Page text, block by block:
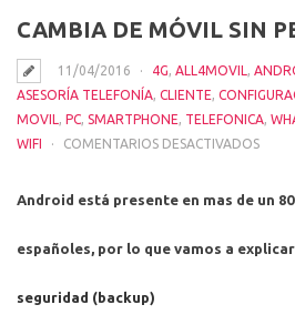
CAMBIA DE MÓVIL SIN
11/04/2016 4G, ALL4MOVIL,
ASESORÍA TELEFONÍA, CLIENTE,
MOVIL, PC, SMARTPHONE, TELEFONICA,
WIFI
COMENTARIOS DESACTIVADOSEN
SIN
Android está presente en mas de un
españoles, por lo que vamos a explicar
seguridad (backup)